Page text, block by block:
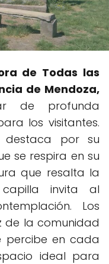
de Todas las
de Mendoza,
de profunda
los visitantes.
destaca por su
se respira en su
que resalta la
invita al
Los
de la comunidad
percibe en cada
ideal para